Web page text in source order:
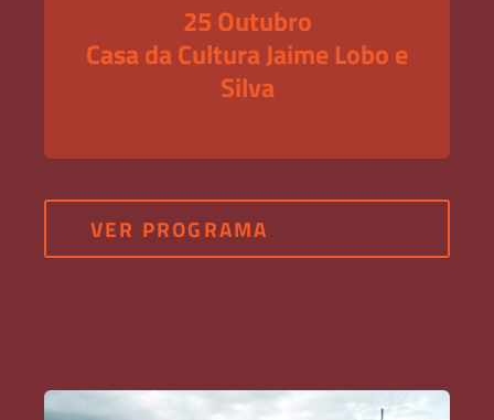
25 Outubro
Casa da Cultura Jaime Lobo e
Silva
VER PROGRAMA